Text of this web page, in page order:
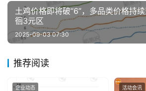
土鸡价格即将破“6”，多品类价格持
徊3元区
2025-09-03 07:30
推荐阅读
企业动态 活动会讯